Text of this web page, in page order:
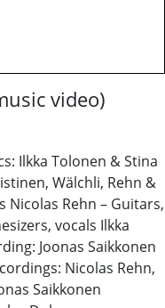
video)
Ilkka Tolonen & Stina
Wälchli, Rehn &
Nicolas Rehn – Guitars,
vocals Ilkka
Joonas Saikkonen
Nicolas Rehn,
Saikkonen